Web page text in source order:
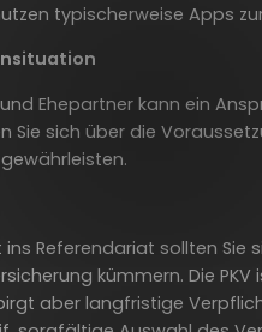
typischerweise Apps
und Ehepartner kann ein
Sie sich über die
ins Referendariat sollten Sie
kümmern. Die
aber langfristige